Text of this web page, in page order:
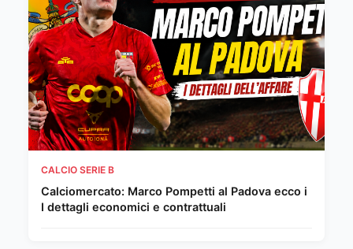
CALCIO SERIE B
Calciomercato: Marco Pompetti al Padova ecco i
I dettagli economici e contrattuali